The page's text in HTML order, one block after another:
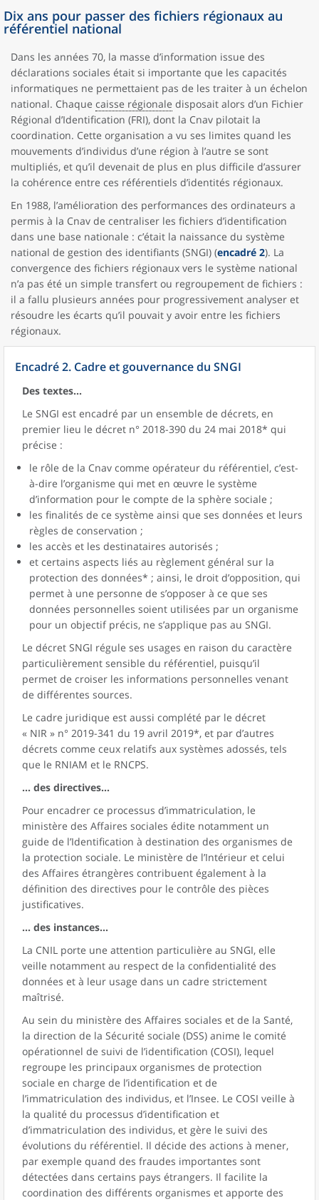
Dix ans pour passer des fichiers régionaux au
référentiel national
Dans les années 70, la masse d’information issue des
déclarations sociales était si importante que les capacités
informatiques ne permettaient pas de les traiter à un échelon
national. Chaque caisse régionale disposait alors d’un Fichier
Régional d’Identification (FRI), dont la Cnav pilotait la
coordination. Cette organisation a vu ses limites quand les
mouvements d’individus d’une région à l’autre se sont
multipliés, et qu’il devenait de plus en plus difficile d’assurer
la cohérence entre ces référentiels d’identités régionaux.
En 1988, l’amélioration des performances des ordinateurs a
permis à la Cnav de centraliser les fichiers d’identification
dans une base nationale : c’était la naissance du système
national de gestion des identifiants (SNGI) (encadré 2). La
convergence des fichiers régionaux vers le système national
n’a pas été un simple transfert ou regroupement de fichiers :
il a fallu plusieurs années pour progressivement analyser et
résoudre les écarts qu’il pouvait y avoir entre les fichiers
régionaux.
Encadré 2. Cadre et gouvernance du SNGI
Des textes...
Le SNGI est encadré par un ensemble de décrets, en
premier lieu le décret n° 2018-390 du 24 mai 2018* qui
précise :
le rôle de la Cnav comme opérateur du référentiel, c’est-
à-dire l’organisme qui met en œuvre le système
d’information pour le compte de la sphère sociale ;
les finalités de ce système ainsi que ses données et leurs
règles de conservation ;
les accès et les destinataires autorisés ;
et certains aspects liés au règlement général sur la
protection des données* ; ainsi, le droit d’opposition, qui
permet à une personne de s’opposer à ce que ses
données personnelles soient utilisées par un organisme
pour un objectif précis, ne s’applique pas au SNGI.
Le décret SNGI régule ses usages en raison du caractère
particulièrement sensible du référentiel, puisqu’il
permet de croiser les informations personnelles venant
de différentes sources.
Le cadre juridique est aussi complété par le décret
« NIR » n° 2019-341 du 19 avril 2019*, et par d’autres
décrets comme ceux relatifs aux systèmes adossés, tels
que le RNIAM et le RNCPS.
... des directives...
Pour encadrer ce processus d’immatriculation, le
ministère des Affaires sociales édite notamment un
guide de l’Identification à destination des organismes de
la protection sociale. Le ministère de l’Intérieur et celui
des Affaires étrangères contribuent également à la
définition des directives pour le contrôle des pièces
justificatives.
... des instances...
La CNIL porte une attention particulière au SNGI, elle
veille notamment au respect de la confidentialité des
données et à leur usage dans un cadre strictement
maîtrisé.
Au sein du ministère des Affaires sociales et de la Santé,
la direction de la Sécurité sociale (DSS) anime le comité
opérationnel de suivi de l’identification (COSI), lequel
regroupe les principaux organismes de protection
sociale en charge de l’identification et de
l’immatriculation des individus, et l’Insee. Le COSI veille à
la qualité du processus d’identification et
d’immatriculation des individus, et gère le suivi des
évolutions du référentiel. Il décide des actions à mener,
par exemple quand des fraudes importantes sont
détectées dans certains pays étrangers. Il facilite la
coordination des différents organismes et apporte des